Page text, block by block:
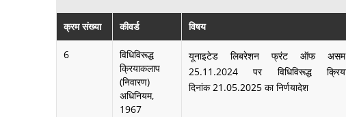
क्रम संख्या कीवर्ड विषय
6
विधिविरूद्ध
क्रियाकलाप
(निवारण)
अधिनियम,
1967
यूनाइटेड लिबरेशन फ्रंट ऑफ
25.11.2024 पर विधिविरूद्ध
दिनांक 21.05.2025 का निर्णयादेश